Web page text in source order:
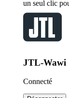
un seul clic
JTL-Wawi
Connecté